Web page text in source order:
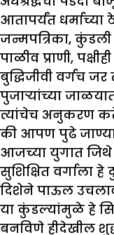
आतापर्यंत धर्माच्या
जन्मपत्रिका,
पाळीव प्राणी,
बुद्धिजीवी वर्गच जर
पुजाऱ्यांच्या
त्यांचेच अनुकरण
की आपण पुढे
आजच्या युगात जिथे
सुशिक्षित वर्गाला
दिशेने पाऊल
या कुंडल्यांमुळे हे
बनविणे हीदेखील